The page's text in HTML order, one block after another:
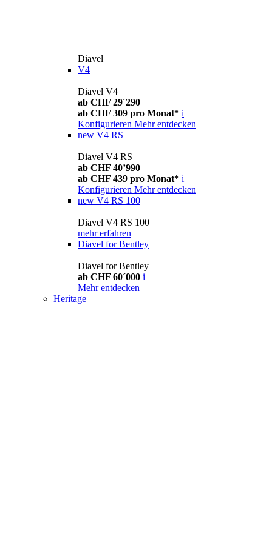
Diavel
V4
Diavel V4
ab CHF 29´290
ab CHF 309 pro Monat* i
Konfigurieren Mehr entdecken
new V4 RS
Diavel V4 RS
ab CHF 40’990
ab CHF 439 pro Monat* i
Konfigurieren Mehr entdecken
new V4 RS 100
Diavel V4 RS 100
mehr erfahren
Diavel for Bentley
Diavel for Bentley
ab CHF 60´000 i
Mehr entdecken
Heritage